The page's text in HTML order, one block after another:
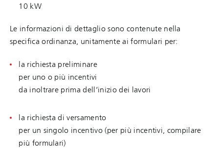
10 kW
Le informazioni di dettaglio sono contenute nella
specifica ordinanza, unitamente ai formulari per:
la richiesta preliminare
per uno o più incentivi
da inoltrare prima dell’inizio dei lavori
la richiesta di versamento
per un singolo incentivo (per più incentivi, compilare
più formulari)